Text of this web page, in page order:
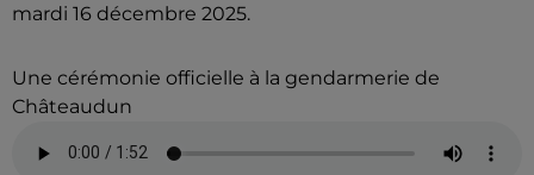
mardi 16 décembre 2025.
Une cérémonie officielle à la gendarmerie de
Châteaudun